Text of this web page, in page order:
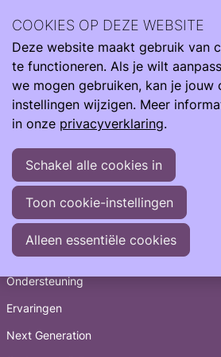
meer impact.
Onderzoek & Zorg Studies
Snel naar
Informatie
Ondersteuning
Ervaringen
Next Generation
COOKIES OP DEZE WEBSITE
Deze website maakt gebruik van
te functioneren. Als je wilt
we mogen gebruiken, kan je jouw
instellingen wijzigen. Meer
in onze privacyverklaring.
Schakel alle cookies in
Toon cookie-instellingen
Alleen essentiële cookies